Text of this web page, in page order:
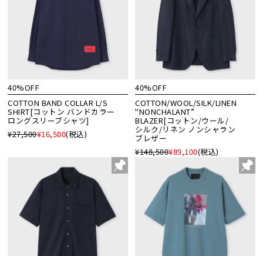
40%OFF
COTTON BAND COLLAR L/S
SHIRT[コットン バンドカラー
ロングスリーブシャツ]
¥27,500¥16,500(税込)
40%OFF
COTTON/WOOL/SILK/LINEN
"NONCHALANT”
BLAZER[コットン/ウール/
シルク/リネン ノンシャラン
ブレザー
¥148,500¥89,100(税込)